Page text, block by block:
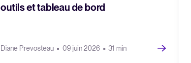
outils et tableau de bord
Diane Prevosteau 09 juin 2026 31 min